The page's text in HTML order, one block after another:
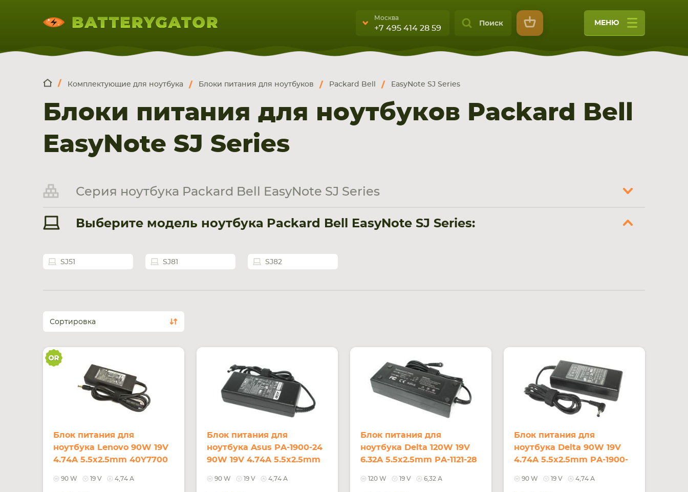
Москва
+7 495 414 28 59
Семеновская)
5 мин. ходьбы от ст.м.
“Семеновская”
Поиск МЕНЮ
НОУТБУКА
ПЛАНШЕТА
СМАРТФОНА
Комплектующие для ноутбука Блоки питания для ноутбуков Packard Bell EasyNote SJ Series
Блоки питания для ноутбуков Packard Bell
EasyNote SJ Series
Серия ноутбука Packard Bell EasyNote SJ Series
Выберите модель ноутбука Packard Bell EasyNote SJ Series:
SJ51 SJ81 SJ82
Сортировка
Блок питания для
ноутбука Lenovo 90W 19V
4.74A 5.5x2.5mm 40Y7700
90 W 19 V 4,74 А
Блок питания для
ноутбука Asus PA-1900-24
90W 19V 4.74A 5.5x2.5mm
90 W 19 V 4,74 А
Блок питания для
ноутбука Delta 120W 19V
6.32A 5.5x2.5mm PA-1121-28
120 W 19 V 6,32 А
Блок питания для
ноутбука Delta 90W 19V
4.74A 5.5x2.5mm PA-1900-
90 W 19 V 4,74 А